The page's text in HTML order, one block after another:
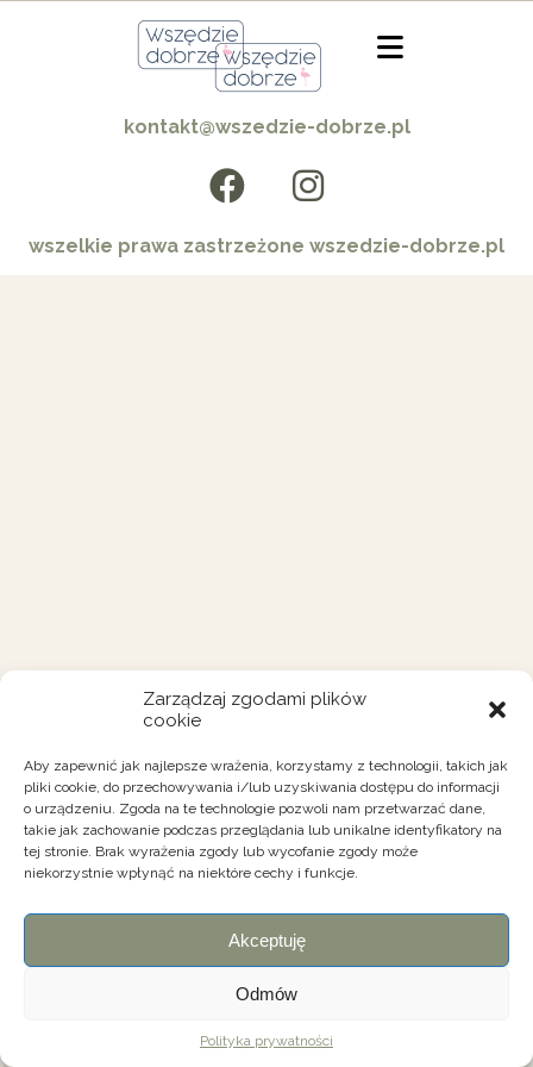
Zarządzaj zgodami plików
cookie
Aby zapewnić jak najlepsze wrażenia, korzystamy z technologii, takich jak
pliki cookie, do przechowywania i/lub uzyskiwania dostępu do informacji
o urządzeniu. Zgoda na te technologie pozwoli nam przetwarzać dane,
takie jak zachowanie podczas przeglądania lub unikalne identyfikatory na
tej stronie. Brak wyrażenia zgody lub wycofanie zgody może
niekorzystnie wpłynąć na niektóre cechy i funkcje.
Akceptuję
Odmów
Polityka prywatności
kontakt@wszedzie-dobrze.pl
wszelkie prawa zastrzeżone wszedzie-dobrze.pl